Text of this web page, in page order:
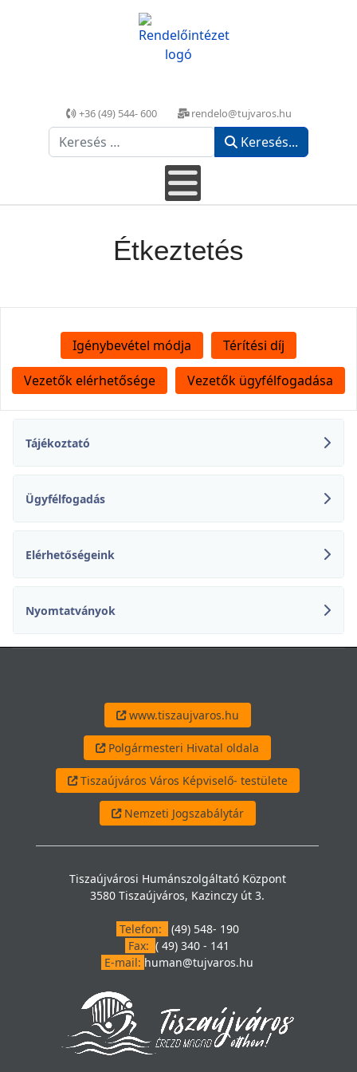
+36 (49) 544- 600 rendelo@tujvaros.hu
Keresés... Keresés...
Étkeztetés
Igénybevétel módja
Térítési díj
Vezetők elérhetősége
Vezetők ügyfélfogadása
Tájékoztató
Ügyfélfogadás
Elérhetőségeink
Nyomtatványok
www.tiszaujvaros.hu
Polgármesteri Hivatal oldala
Tiszaújváros Város Képviselő- testülete
Nemzeti Jogszabálytár
Tiszaújvárosi Humánszolgáltató Központ
3580 Tiszaújváros, Kazinczy út 3.
Telefon:
(49) 548- 190
Fax: ( 49) 340 - 141
E-mail: human@tujvaros.hu